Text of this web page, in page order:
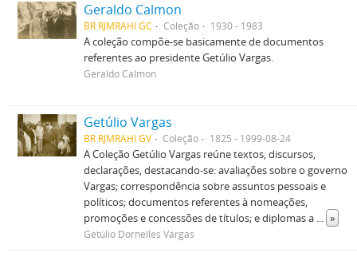
Geraldo Calmon
BR RJMRAHI GC Coleção 1930 - 1983
A coleção compõe-se basicamente de documentos
referentes ao presidente Getúlio Vargas.
Geraldo Calmon
Getúlio Vargas
BR RJMRAHI GV Coleção 1825 - 1999-08-24
A Coleção Getúlio Vargas reúne textos, discursos,
declarações, destacando-se: avaliações sobre o governo
Vargas; correspondência sobre assuntos pessoais e
políticos; documentos referentes à nomeações,
promoções e concessões de títulos; e diplomas a ... »
Getúlio Dornelles Vargas